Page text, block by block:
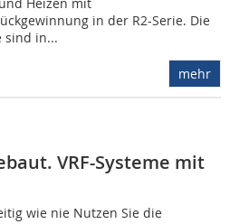
Heizen mit
in der R2-Serie. Die
sind in...
mehr
VRF-Systeme mit
wie nie Nutzen Sie die